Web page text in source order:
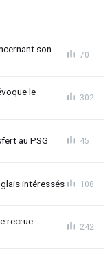
son
70
le
302
au PSG 45
intéressés 108
recrue
242